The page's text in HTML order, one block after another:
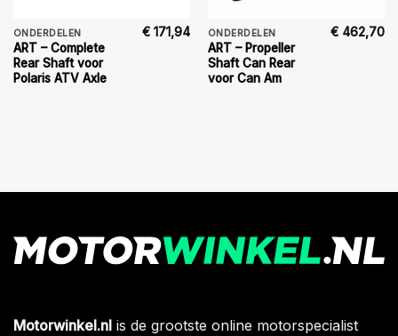
ONDERDELEN
ART – Complete
Rear Shaft voor
Polaris ATV Axle
€ 171,94 ONDERDELEN
ART – Propeller
Shaft Can Rear
voor Can Am
€ 462,70
Motorwinkel.nl is de grootste online motorspecialist